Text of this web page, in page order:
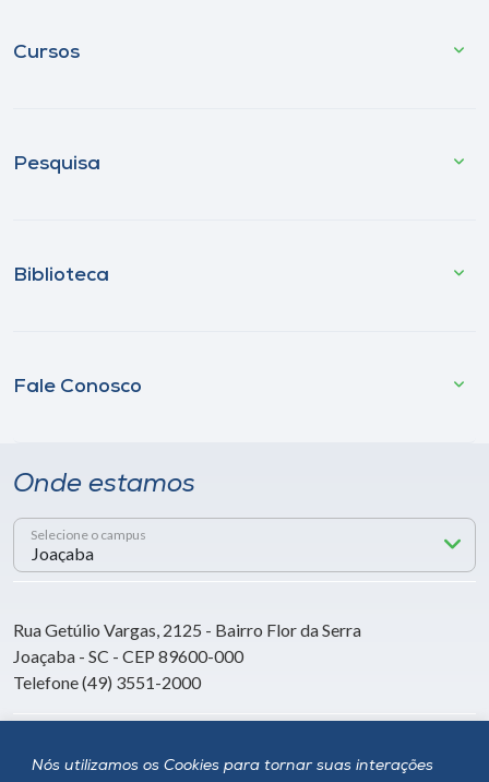
Nós utilizamos os Cookies para tornar suas interações
Cursos
Pesquisa
Biblioteca
Fale Conosco
Onde estamos
Selecione o campus
Rua Getúlio Vargas, 2125 - Bairro Flor da Serra
Joaçaba - SC - CEP 89600-000
Telefone (49) 3551-2000
Siga a Unoesc